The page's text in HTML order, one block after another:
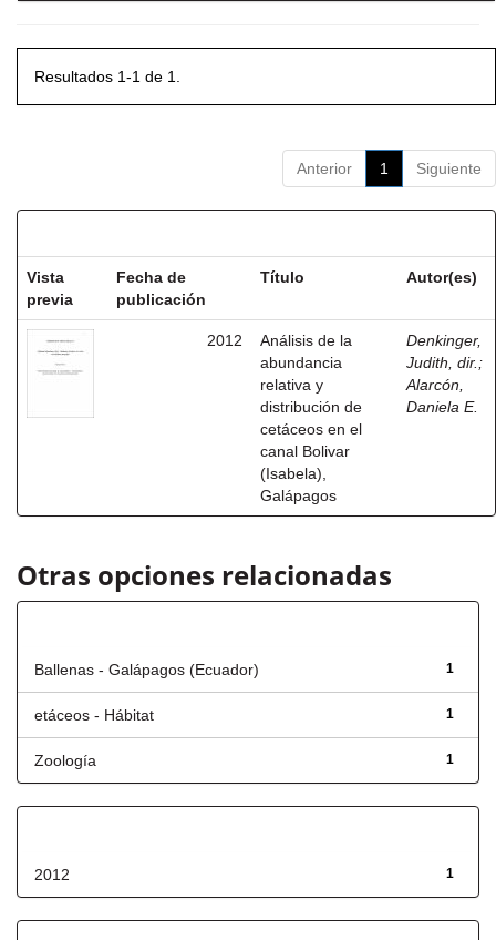
Resultados 1-1 de 1.
Anterior 1 Siguiente
Vista
previa
Fecha de
publicación
Título Autor(es)
2012
Análisis de la
abundancia
relativa y
distribución de
cetáceos en el
canal Bolivar
(Isabela),
Galápagos
Denkinger,
Judith, dir. ;
Alarcón,
Daniela E.
Otras opciones relacionadas
1
Ballenas - Galápagos (Ecuador)
1
etáceos - Hábitat
1
Zoología
1
2012